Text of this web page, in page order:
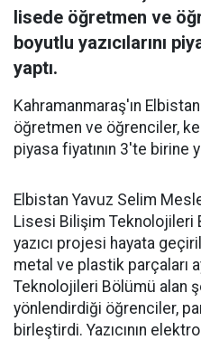
lisede öğretmen ve
boyutlu yazıcılarını
yaptı.
Kahramanmaraş'ın
öğretmen ve öğrenciler,
piyasa fiyatının 3'te birine
Elbistan Yavuz Selim
Lisesi Bilişim Teknolojileri
yazıcı projesi hayata
metal ve plastik parçaları
Teknolojileri Bölümü alan
yönlendirdiği öğrenciler,
birleştirdi. Yazıcının